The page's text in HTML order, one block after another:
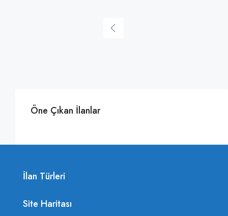
Öne Çıkan İlanlar
İlan Türleri
Site Haritası